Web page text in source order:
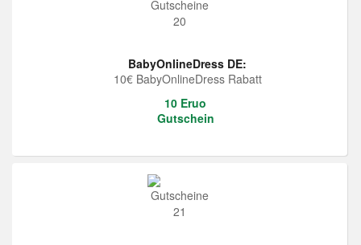
BabyOnlineDress DE:
10€ BabyOnlineDress Rabatt
10 Eruo
Gutschein